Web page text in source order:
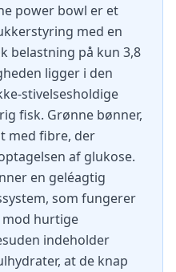
power bowl er et
med en
belastning på kun 3,8
ligger i den
stivelsesholdige
fisk. Grønne bønner,
med fibre, der
af glukose.
en geléagtig
som fungerer
hurtige
indeholder
at de knap